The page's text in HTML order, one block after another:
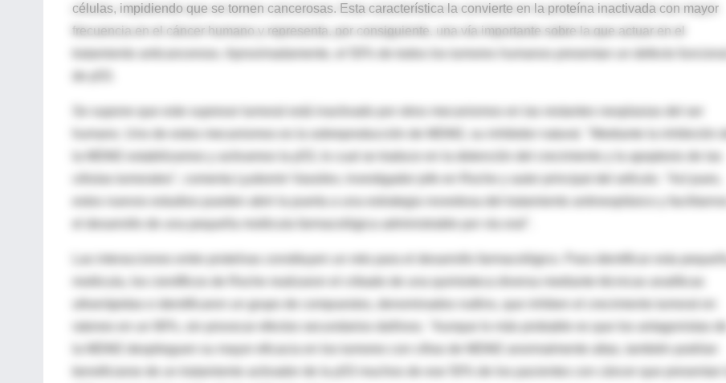
células, impidiendo que se tornen cancerosas. Esta característica la convierte en la proteína inactivada con mayor
frecuencia en el cáncer humano y representa, por consiguiente, una vía importante sobre la que actuar en el
Se supone que este supresor tumoral está inactivado por otros mecanismos en las restantes neoplasias del ser
la MDM2 estabilizamos y activamos la p53, lo cual se traduce en la detención del crecimiento y la apoptosis de las
células tumorales", comenta Lyubomir Vassilev, investigador jefe en Roche y autor principal del artículo. "Así pues,
estos nuevos estudios pueden abrir la puerta a una estrategia novedosa del tratamiento antineoplásico y facilitarnos
el desarrollo de una pequeña molécula farmacológica administrable por vía oral".
Las interacciones entre proteínas constituyen un reto para el desarrollo farmacológico. Para identificar esta pequeña
ultrarrápidas e identificaron un grupo de compuestos, denominados nutlins, que inhiben el crecimiento tumoral en
ratones en un 90%, sin provocar efectos secundarios dañinos. "Aunque lo más probable es que los antagonistas de
la MDM2 desplieguen su mayor eficacia en los tumores con cifras de MDM2 anormalmente altas, también podrían